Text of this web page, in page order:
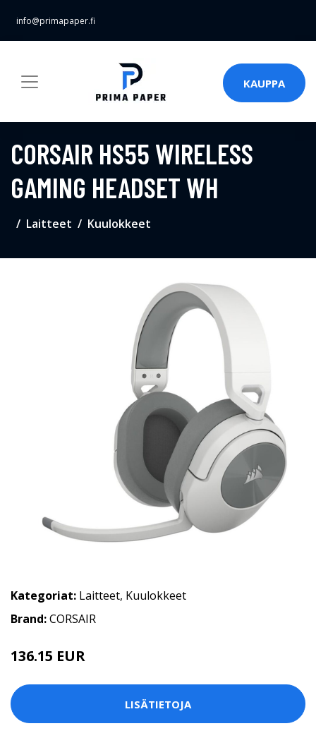
info@primapaper.fi
KAUPPA
CORSAIR HS55 WIRELESS
GAMING HEADSET WH
Laitteet Kuulokkeet
Kategoriat: Laitteet, Kuulokkeet
Brand:CORSAIR
136.15 EUR
LISÄTIETOJA